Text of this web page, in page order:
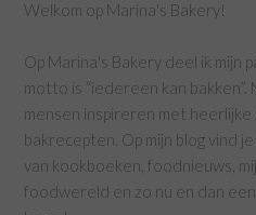
Welkom op Marina's Bakery!
Op Marina's Bakery deel ik mijn
motto is “iedereen kan bakken”.
mensen inspireren met
bakrecepten. Op mijn blog vind
van kookboeken, foodnieuws,
foodwereld en zo nu en dan